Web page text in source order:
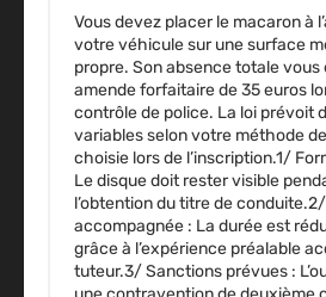
Vous devez placer le macaron à
votre véhicule sur une surface
propre. Son absence totale vous
amende forfaitaire de 35 euros
contrôle de police. La loi prévoit
variables selon votre méthode
choisie lors de l’inscription.1/
Le disque doit rester visible
l’obtention du titre de conduite.2/
accompagnée : La durée est
grâce à l’expérience préalable
tuteur.3/Sanctions prévues :